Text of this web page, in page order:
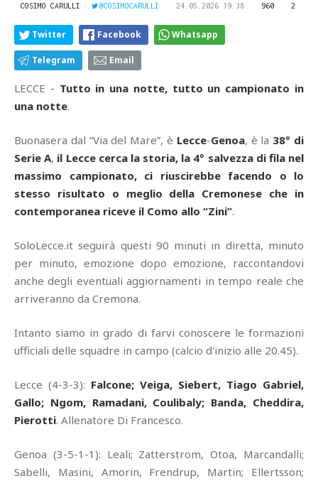
COSIMO CARULLI @COSIMOCARULLI 24.05.2026 19:38 960 2
Twitter Facebook Whatsapp
Telegram Email
LECCE - Tutto in una notte, tutto un campionato in
una notte.
Buonasera dal “Via del Mare”, è Lecce-Genoa, è la 38° di
Serie A, il Lecce cerca la storia, la 4° salvezza di fila nel
massimo campionato, ci riuscirebbe facendo o lo
stesso risultato o meglio della Cremonese che in
contemporanea riceve il Como allo “Zini”.
SoloLecce.it seguirà questi 90 minuti in diretta, minuto
per minuto, emozione dopo emozione, raccontandovi
anche degli eventuali aggiornamenti in tempo reale che
arriveranno da Cremona.
Intanto siamo in grado di farvi conoscere le formazioni
ufficiali delle squadre in campo (calcio d'inizio alle 20.45).
Lecce (4-3-3): Falcone; Veiga, Siebert, Tiago Gabriel,
Gallo; Ngom, Ramadani, Coulibaly; Banda, Cheddira,
Pierotti. Allenatore Di Francesco.
Genoa (3-5-1-1): Leali; Zatterstrom, Otoa, Marcandalli;
Sabelli, Masini, Amorin, Frendrup, Martin; Ellertsson;